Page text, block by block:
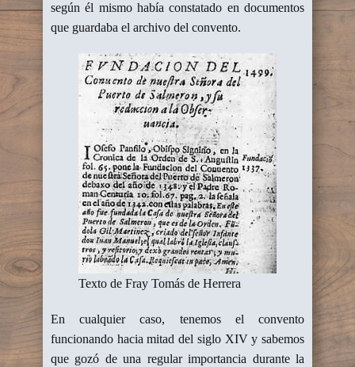
según él mismo había constatado en documentos
que guardaba el archivo del convento.
Texto de Fray Tomás de Herrera
En cualquier caso, tenemos el convento
funcionando hacia mitad del siglo XIV y sabemos
que gozó de una regular importancia durante la